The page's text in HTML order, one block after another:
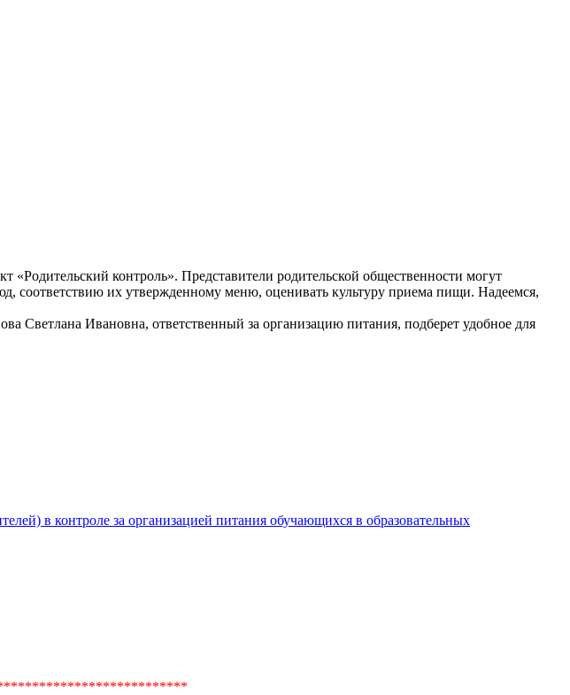
«Родительский контроль». Представители родительской общественности могут
соответствию их утвержденному меню, оценивать культуру приема пищи. Надеемся,
Светлана Ивановна, ответственный за организацию питания, подберет удобное для
в контроле за организацией питания обучающихся в образовательных